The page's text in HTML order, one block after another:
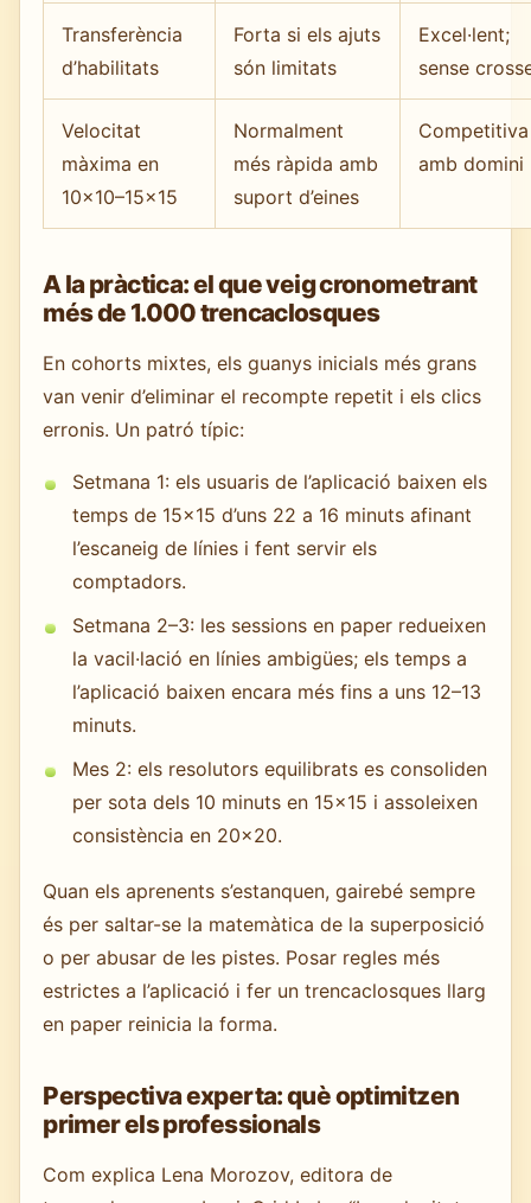
Transferència
d’habilitats
Forta si els ajuts
són limitats
Excel·lent;
sense
Velocitat
màxima en
10×10–15×15
Normalment
més ràpida amb
suport d’eines
Competitiva
amb domini
A la pràctica: el que veig cronometrant
més de 1.000 trencaclosques
En cohorts mixtes, els guanys inicials més grans
van venir d’eliminar el recompte repetit i els clics
erronis. Un patró típic:
Setmana 1: els usuaris de l’aplicació baixen els
temps de 15×15 d’uns 22 a 16 minuts afinant
l’escaneig de línies i fent servir els
comptadors.
Setmana 2–3: les sessions en paper redueixen
la vacil·lació en línies ambigües; els temps a
l’aplicació baixen encara més fins a uns 12–13
minuts.
Mes 2: els resolutors equilibrats es consoliden
per sota dels 10 minuts en 15×15 i assoleixen
consistència en 20×20.
Quan els aprenents s’estanquen, gairebé sempre
és per saltar-se la matemàtica de la superposició
o per abusar de les pistes. Posar regles més
estrictes a l’aplicació i fer un trencaclosques llarg
en paper reinicia la forma.
Perspectiva experta: què optimitzen
primer els professionals
Com explica Lena Morozov, editora de